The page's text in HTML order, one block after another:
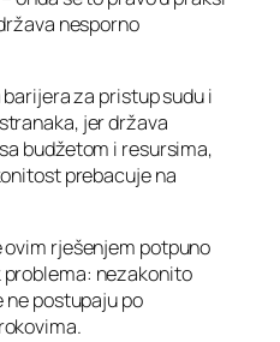
nesporno
za pristup sudu i
jer država
budžetom i resursima,
prebacuje na
ovim rješenjem potpuno
nezakonito
postupaju po